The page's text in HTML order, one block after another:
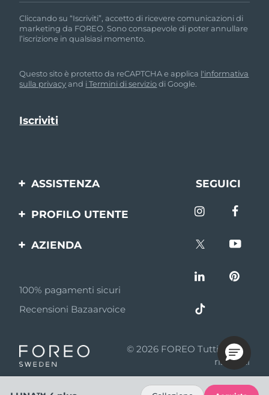
Cliccando su “Iscriviti”, accetto di ricevere comunicazioni di
marketing da FOREO. Sono consapevole di poter annullare
l’iscrizione in qualsiasi momento.
Questo sito è protetto da reCAPTCHA e applica l'informativa
sulla privacyand i Termini di serviziodi Google.
ASSISTENZA
Contattaci
batteria
SEGUICI
PROFILO UTENTE
prodotto
AZIENDA
Affiliazione
Notizie di affiliazione
Rivenditori
100% pagamenti sicuri
Recensioni Bazaarvoice
© 2026 FOREO Tutti i diritti
riservati